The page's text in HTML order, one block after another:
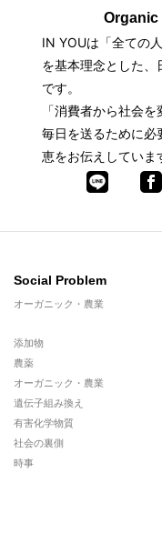
Organic
IN YOUは「全ての
を基本理念とした、
です。
「消費者から社会
毎日を送るために必
恵をお伝えしていま
Social Problem
オーガニック・農業
添加物
農薬
オーガニック・農業
遺伝子組み換え
有害化学物質
社会の裏側
時事